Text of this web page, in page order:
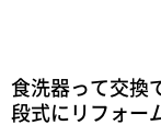
食洗器って交換
段式にリフォー